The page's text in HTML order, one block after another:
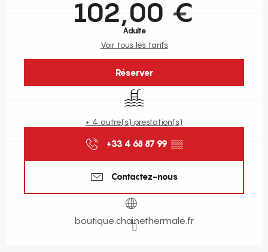
102,00 €
Adulte
Voir tous les tarifs
Réserver
Piscine
+ 4 autre(s) prestation(s)
+33 4 68 87 99 ▒▒
Contactez-nous
boutique.chainethermale.fr